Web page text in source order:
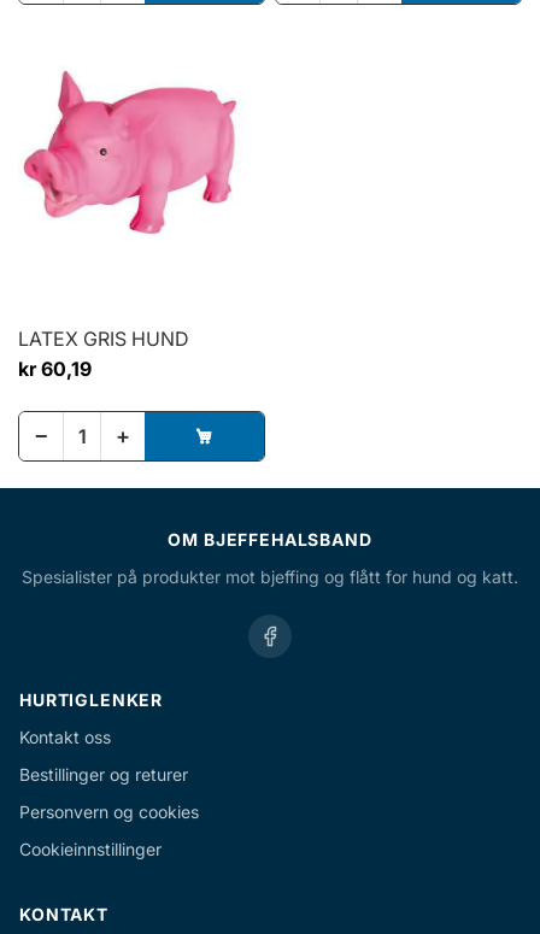
LATEX GRIS HUND
kr 60,19
− +
OM BJEFFEHALSBAND
Spesialister på produkter mot bjeffing og flått for hund og katt.
HURTIGLENKER
Kontakt oss
Bestillinger og returer
Personvern og cookies
Cookieinnstillinger
KONTAKT